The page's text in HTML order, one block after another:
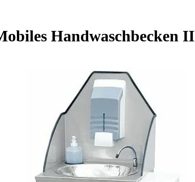
Handwaschbecken II